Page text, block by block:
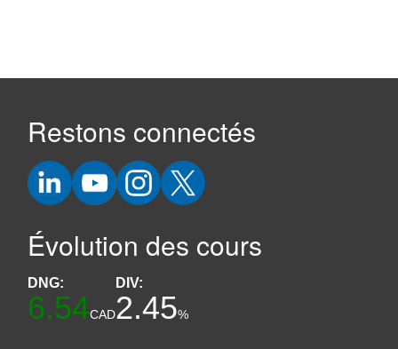
Restons connectés
Évolution des cours
DNG:
6.54CAD
DIV:
2.45%